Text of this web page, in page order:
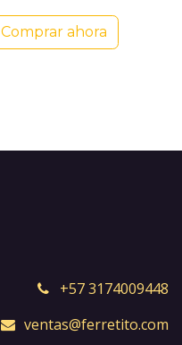
Comprar ahora
+57 3174009448
ventas@ferretito.com